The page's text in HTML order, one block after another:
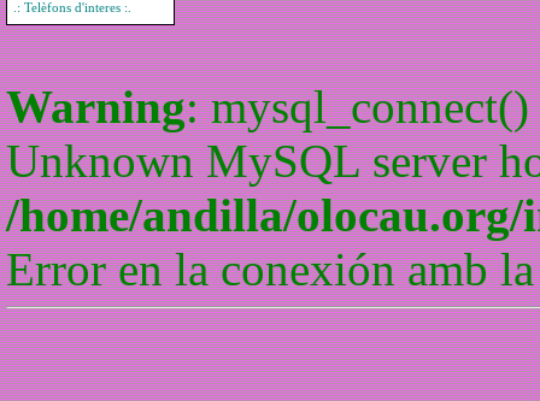
.: Telèfons d'interes :.
Warning:
Unknown MySQL server
/home/andilla/olocau.org/
Error en la conexión amb